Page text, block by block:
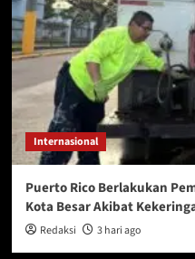
Internasional
Puerto Rico Berlakukan
Kota Besar Akibat
Redaksi 3 hari ago